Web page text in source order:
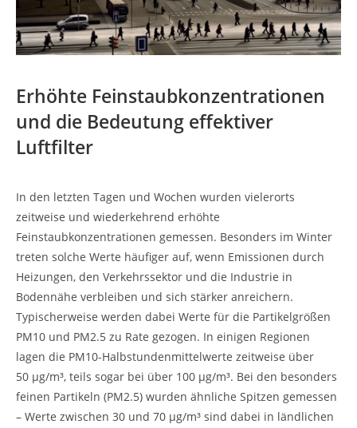
Erhöhte Feinstaubkonzentrationen
und die Bedeutung effektiver
Luftfilter
In den letzten Tagen und Wochen wurden vielerorts
zeitweise und wiederkehrend erhöhte
Feinstaubkonzentrationen gemessen. Besonders im Winter
treten solche Werte häufiger auf, wenn Emissionen durch
Heizungen, den Verkehrssektor und die Industrie in
Bodennähe verbleiben und sich stärker anreichern.
Typischerweise werden dabei Werte für die Partikelgrößen
PM10 und PM2.5 zu Rate gezogen. In einigen Regionen
lagen die PM10-Halbstundenmittelwerte zeitweise über
50 µg/m³, teils sogar bei über 100 µg/m³. Bei den besonders
feinen Partikeln (PM2.5) wurden ähnliche Spitzen gemessen
– Werte zwischen 30 und 70 µg/m³ sind dabei in ländlichen